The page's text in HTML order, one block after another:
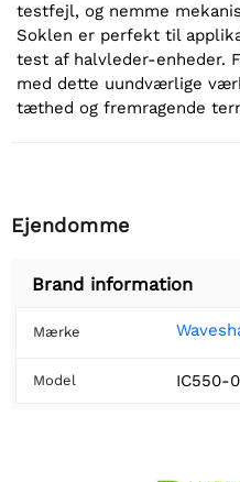
testfejl, og nemme
Soklen er perfekt til
test af halvleder-enheder.
med dette uundværlige
tæthed og fremragende
Ejendomme
Brand information
Mærke
Model IC550-